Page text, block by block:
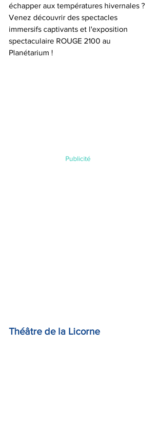
échapper aux températures hivernales ?
Venez découvrir des spectacles
immersifs captivants et l'exposition
spectaculaire ROUGE 2100 au
Planétarium !
Publicité
Théâtre de la Licorne